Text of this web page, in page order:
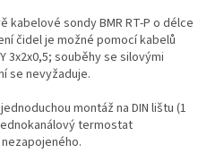
sondy BMR RT-P o délce
čidel je možné pomocí kabelů
3x2x0,5; souběhy se silovými
se nevyžaduje.
montáž na DIN lištu (1
termostat